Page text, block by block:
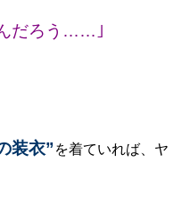
んだろう……｣
装衣”を着ていれば、ヤ